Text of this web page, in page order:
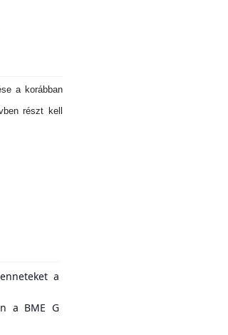
a korábban
részt kell
a
a BME G